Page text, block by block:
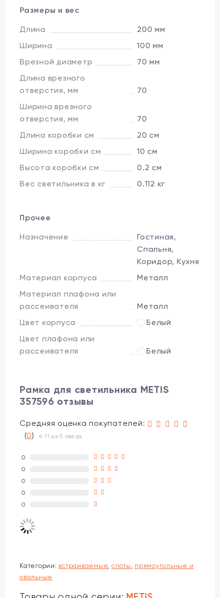
Размеры и вес
Длина
200 мм
Ширина
100 мм
Врезной диаметр
70 мм
Длина врезного
отверстия, мм
70
Ширина врезного
отверстия, мм
70
Длина коробки см
20 см
Ширина коробки см
10 см
Высота коробки см
0.2 см
Вес светильника в кг
0.112 кг
Прочее
Назначение
Гостиная,
Спальня,
Коридор, Кухня
Материал корпуса
Металл
Материал плафона или
рассеивателя
Металл
Цвет корпуса
Белый
Цвет плафона или
рассеивателя
Белый
Рамка для светильника METIS
357596 отзывы
Средняя оценка покупателей:
(0)4.11 из 5 звезд
0
0
0
0
0
Категории: встраиваемые споты
прямоугольные и
овальные